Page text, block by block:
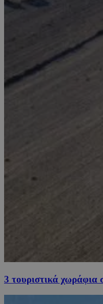
3 τουριστικά χωράφια